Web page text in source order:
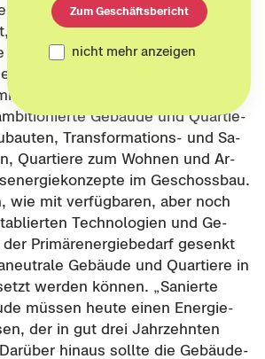
und Hoch­schu­len (Teil II) sind
bis zum 15. Au­gust 2017 (Teil I)
15. Sep­tem­ber 2017 (Teil II) hoch­
und Kon­zep­te ein­zu­rei­chen. Der
in Teil I in­no­va­ti­ve Kon­zep­te
Ge­bäu­de und Quar­tie­
Transformations-​ und Sa­
Quar­tie­re zum Woh­nen und Ar­
im Ge­schoss­bau.
wie mit ver­füg­ba­ren, aber noch
Tech­no­lo­gien und Ge­
Pri­mär­ener­gie­be­darf ge­senkt
Ge­bäu­de und Quar­tie­re in
wer­den kön­nen. „Sa­nier­te
müs­sen heute einen En­er­gie­
der in gut drei Jahr­zehn­ten
hin­aus soll­te die Ge­bäu­de­
Zum Geschäftsbericht
nicht mehr anzeigen